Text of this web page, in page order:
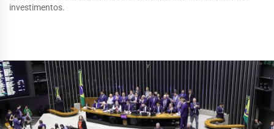
investimentos.